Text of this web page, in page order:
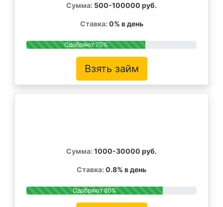
Сумма: 500-100000 руб.
Ставка: 0% в день
Одобряют 70%
Взять займ
Сумма: 1000-30000 руб.
Ставка: 0.8% в день
Одобряют 80%